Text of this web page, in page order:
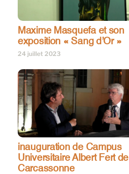
Maxime Masquefa et son
exposition « Sang d’Or »
24 juillet 2023
inauguration de Campus
Universitaire Albert Fert de
Carcassonne